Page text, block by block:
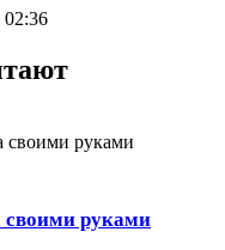
02:36
своими руками